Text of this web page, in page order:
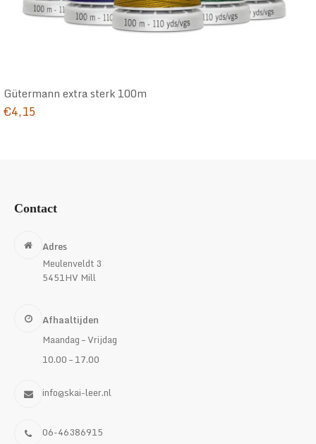
Gütermann extra sterk 100m
€4,15
Contact
Adres
Meulenveldt 3
5451HV Mill
Afhaaltijden
Maandag – Vrijdag
10.00 – 17.00
info@skai-leer.nl
06-46386915